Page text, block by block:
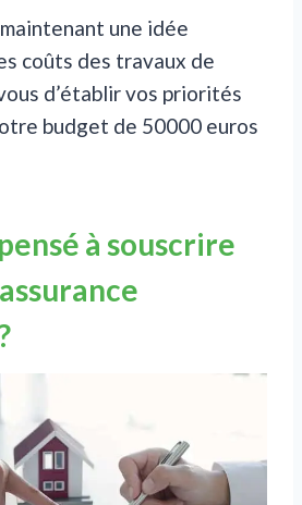
une idée
coûts des travaux de
d’établir vos priorités
budget de 50000 euros
à souscrire